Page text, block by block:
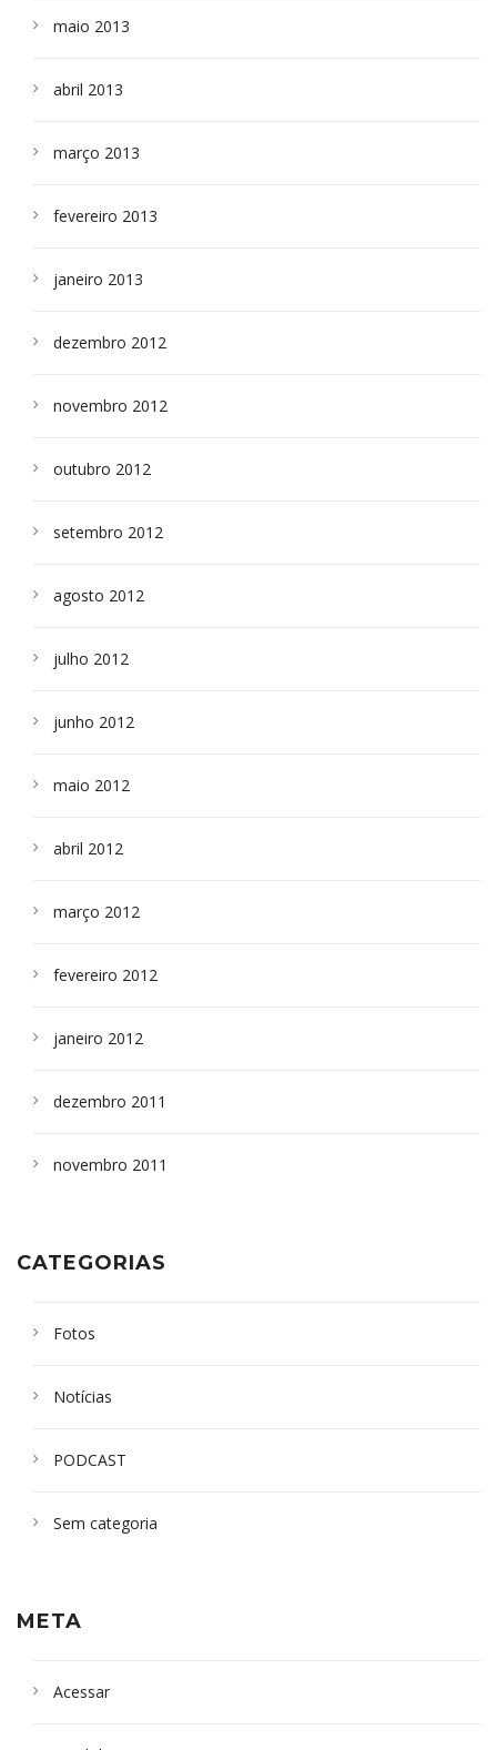
maio 2013
abril 2013
março 2013
fevereiro 2013
janeiro 2013
dezembro 2012
novembro 2012
outubro 2012
setembro 2012
agosto 2012
julho 2012
junho 2012
maio 2012
abril 2012
março 2012
fevereiro 2012
janeiro 2012
dezembro 2011
novembro 2011
CATEGORIAS
Fotos
Notícias
PODCAST
Sem categoria
META
Acessar